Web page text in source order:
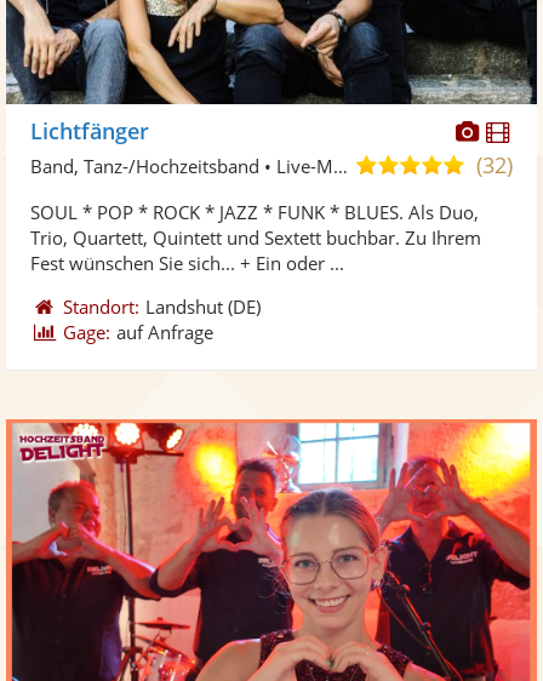
Lichtfänger
5,0
5
(32)
Band, Tanz-/Hochzeitsband • Live-Musiker
SOUL * POP * ROCK * JAZZ * FUNK * BLUES. Als Duo,
Trio, Quartett, Quintett und Sextett buchbar. Zu Ihrem
Fest wünschen Sie sich... + Ein oder ...
Standort: Landshut (DE)
Gage: auf Anfrage